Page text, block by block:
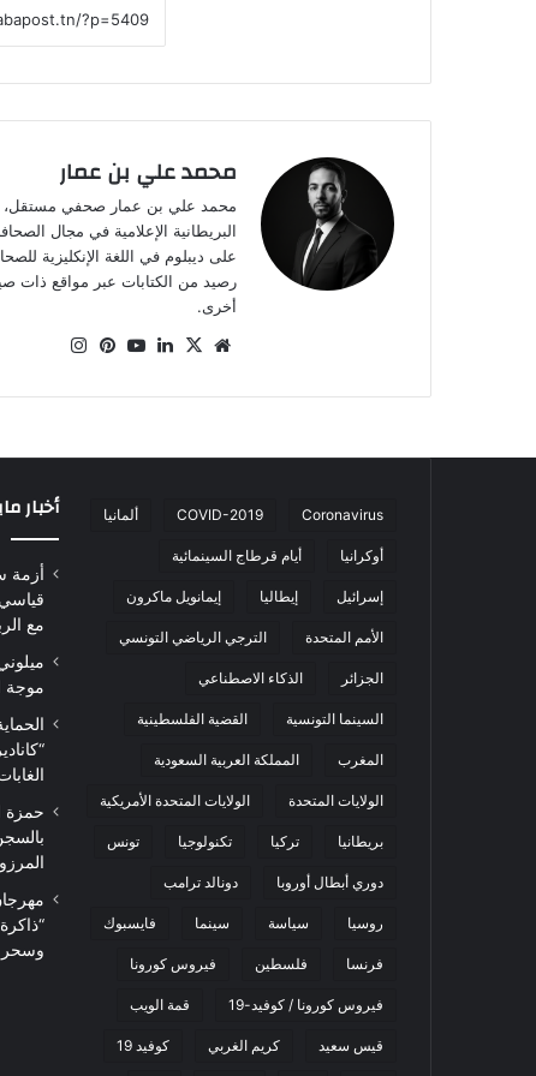
محمد علي بن عمار
على ديبلوم في اللغة الإنكليزية
أخرى.
موقع‫X لينكدإن‫YouTubeبينتيريست
Coronavirus
COVID-2019 ألمانيا
أوكرانيا أيام قرطاج السينمائية
إسرائيل إيطاليا إيمانويل ماكرون
الأمم المتحدة الترجي الرياضي التونسي
الجزائر الذكاء الاصطناعي
السينما التونسية القضية الفلسطينية
المغرب المملكة العربية السعودية
الولايات المتحدة الولايات المتحدة الأمريكية
بريطانيا تركيا تكنولوجيا تونس
دوري أبطال أوروبا دونالد ترامب
روسيا سياسة سينما فايسبوك
فرنسا فلسطين فيروس كورونا
فيروس كورونا / كوفيد-19 قمة الويب
قيس سعيد كريم الغربي كوفيد 19
أخبار
أزمة
مع
موجة
حمزة
وسحر